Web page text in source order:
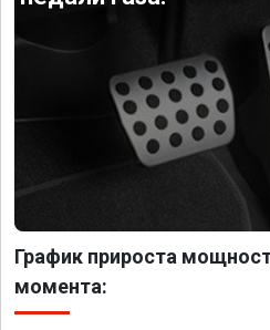
График прироста
момента: